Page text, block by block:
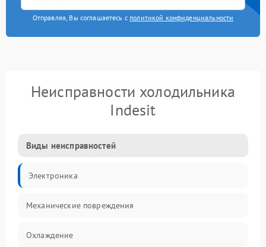
Отправляя, Вы соглашаетесь с политикой конфиденциальности
Неисправности холодильника
Indesit
Виды неисправностей
Электроника
Механические повреждения
Охлаждение